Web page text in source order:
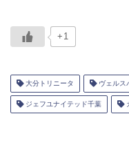
+1
大分トリニータ ヴェルス
ジェフユナイテッド千葉